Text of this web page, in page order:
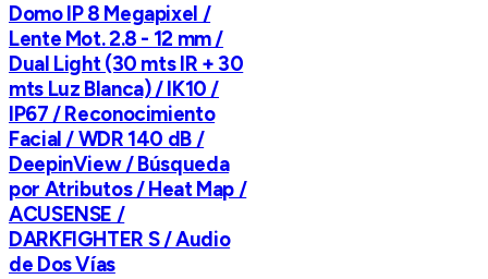
Domo IP 8 Megapixel /
Lente Mot. 2.8 - 12 mm /
Dual Light (30 mts IR + 30
mts Luz Blanca) / IK10 /
IP67 / Reconocimiento
Facial / WDR 140 dB /
DeepinView / Búsqueda
por Atributos / Heat Map /
ACUSENSE /
DARKFIGHTER S / Audio
de Dos Vías